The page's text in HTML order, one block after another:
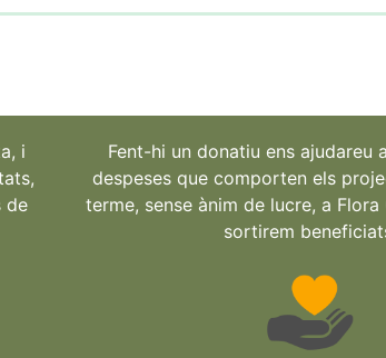
i
de
Fent-hi un donatiu ens ajudareu
despeses que comporten els
terme, sense ànim de lucre, a Flora
sortirem